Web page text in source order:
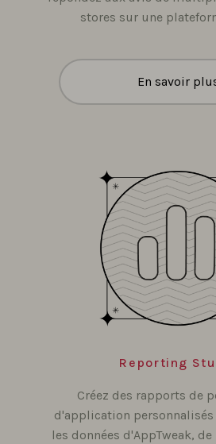
stores sur une
En savoir
Reporting
Créez des rapports de
d'application
les données d'AppTweak,